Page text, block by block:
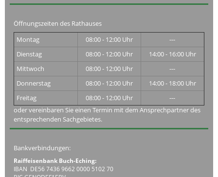
Öffnungszeiten des Rathauses
Montag
08:00 - 12:00 Uhr
---
Dienstag
08:00 - 12:00 Uhr
14:00 - 16:00 Uhr
Mittwoch
08:00 - 12:00 Uhr
---
Donnerstag
08:00 - 12:00 Uhr
14:00 - 18:00 Uhr
Freitag
08:00 - 12:00 Uhr
---
oder vereinbaren Sie einen Termin mit dem Ansprechpartner des
entsprechenden Sachgebietes.
Bankverbindungen:
Raiffeisenbank Buch-Eching:
IBAN DE56 7436 9662 0000 5102 70